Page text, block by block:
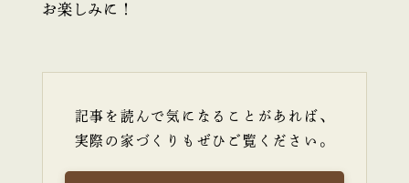
お楽しみに！
記事を読んで気になることがあれば、
実際の家づくりもぜひご覧ください。